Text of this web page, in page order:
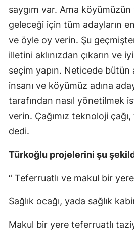
saygım var. Ama köyümüzün
geleceği için tüm adayların en
ve öyle oy verin. Şu
illetini aklınızdan çıkarın ve
seçim yapın. Neticede
insanı ve köyümüz adına
tarafından nasıl yönetilmek
verin. Çağımız teknoloji çağı,
dedi.
Türkoğlu projelerini şu
‘’ Teferruatlı ve makul bir
Sağlık ocağı, yada sağlık
Makul bir yere teferruatlı